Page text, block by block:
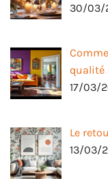
30/03/
qualité
17/03/
Le
13/03/